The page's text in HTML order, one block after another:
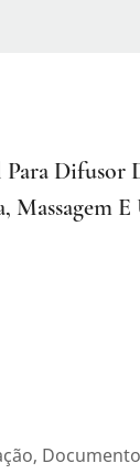
Difusor
Massagem